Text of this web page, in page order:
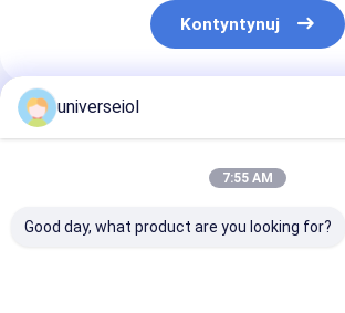
Kontyntynuj
Polecane Produkty
universeiol
7:55 AM
Good day, what product are you looking for?